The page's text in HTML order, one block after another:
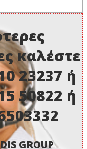
καλέστε
23237 ή
50822 ή
GROUP